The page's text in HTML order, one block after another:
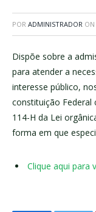
POR ADMINISTRADOR ON
Dispõe sobre a
para atender a
interesse público,
constituição Federal
114-H da Lei
forma em que
Clique aqui para